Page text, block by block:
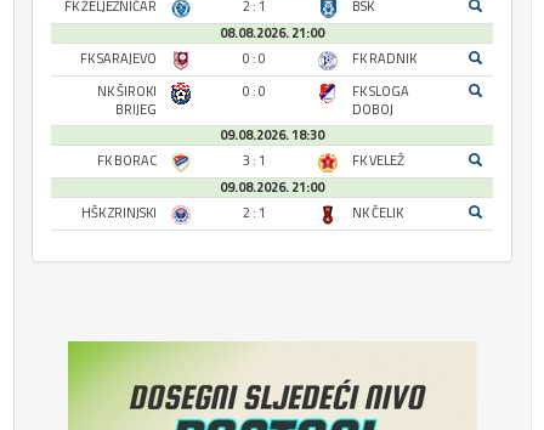
FK ŽELJEZNIČAR
2 : 1
BSK
08.08.2026. 21:00
FK SARAJEVO
0 : 0
FK RADNIK
NK ŠIROKI
BRIJEG
0 : 0
FK SLOGA
DOBOJ
09.08.2026. 18:30
FK BORAC
3 : 1
FK VELEŽ
09.08.2026. 21:00
HŠK ZRINJSKI
2 : 1 NK ČELIK